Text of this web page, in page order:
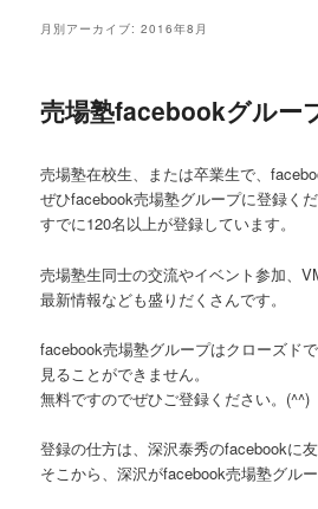
月別アーカイブ:2016年8月
売場塾facebookグルー
売場塾在校生、または卒業生で、
ぜひfacebook売場塾グループに登録くだ
すでに120名以上が登録しています。
売場塾生同士の交流やイベント参加、
最新情報なども盛りだくさんです。
facebook売場塾グループはクローズド
見ることができません。
無料ですのでぜひご登録ください。(^^)
登録の仕方は、深沢泰秀のfacebookに友
そこから、深沢がfacebook売場塾グル